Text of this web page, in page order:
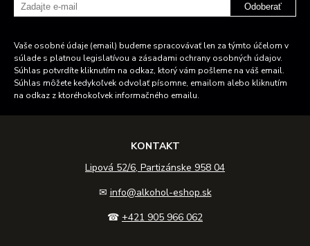
Odoberať
Vaše osobné údaje (email) budeme spracovávať len za týmto účelom v
súlade s platnou legislatívou a zásadami ochrany osobných údajov.
Súhlas potvrdíte kliknutím na odkaz, ktorý vám pošleme na váš email.
Súhlas môžete kedykoľvek odvolať písomne, emailom alebo kliknutím
na odkaz z ktoréhokoľvek informačného emailu.
KONTAKT
Lipová 52/6, Partizánske 958 04
✉ info@alkohol-eshop.sk
☎ +421 905 966 062